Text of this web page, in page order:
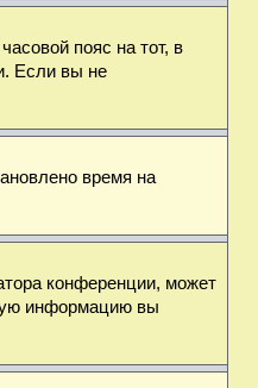
пояс на тот, в
Если вы не
время на
конференции, может
информацию вы